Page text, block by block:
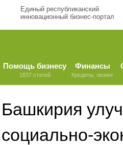
Единый республиканский
инновационный бизнес-портал
Помощь бизнесу
1837 статей
Финансы
Кредиты, лизинг
Башкирия
социально-